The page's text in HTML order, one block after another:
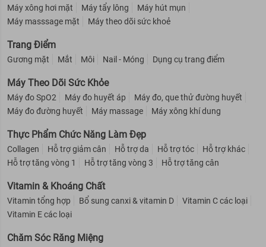
Máy xông hơi mặt
Máy tẩy lông
Máy hút mụn
Máy masssage mặt
Máy theo dõi sức khoẻ
Trang Điểm
Gương mặt Mắt Môi Nail - Móng Dụng cụ trang điểm
Máy Theo Dõi Sức Khỏe
Máy đo SpO2 Máy đo huyết áp
Máy đo, que thử đường huyết
Máy đo đường huyết
Máy massage Máy xông khí dung
Thực Phẩm Chức Năng Làm Đẹp
Collagen Hỗ trợ giảm cân Hỗ trợ da Hỗ trợ tóc
Hỗ trợ khác
Hỗ trợ tăng vòng 1
Hỗ trợ tăng vòng 3 Hỗ trợ tăng cân
Vitamin & Khoáng Chất
Vitamin tổng hợp Bổ sung canxi & vitamin D
Vitamin C các loại
Vitamin E các loại
Chăm Sóc Răng Miệng